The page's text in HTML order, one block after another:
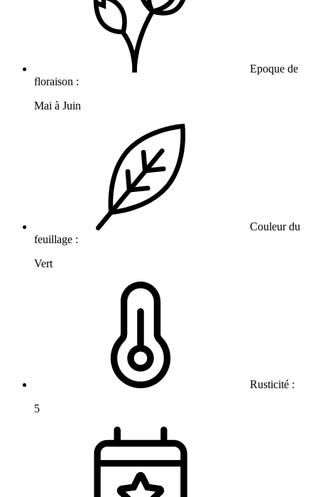
Epoque de
floraison :
Mai à Juin
Couleur du
feuillage :
Vert
Rusticité :
5